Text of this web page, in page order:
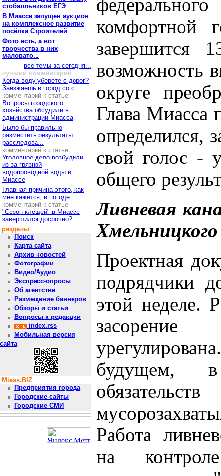
стобалльников ЕГЭ
В Миассе запущен аукцион
на комплексное развитие
посёлка Строителей
Фото есть, а вот
творчества в них
маловато...
все темы за сегодня...
лучший комментарий
Когда воду уберете с дорог?
Заезжаешь в город со с...
комментарий к статье
Вопросы городского
хозяйства обсудили в
администрации Миасса
Было бы правильно
разместить результаты
расследова...
комментарий к статье
Уголовное дело возбудили
из-за грязной
водопроводной воды в
Миассе
Главная причина этого, как
мне кажется, в погоде....
комментарий к статье
"Сезон клещей" в Миассе
завершился досрочно?
разделы
Поиск
Карта сайта
Архив новостей
Фотографии
Видео/Аудио
Экспресс-опросы
Об агентстве
Размещение баннеров
Обзоры и статьи
Вопросы к редакции
index.rss
Мобильная версия
сайта
Miass.BIZ
Предприятия города
Городские сайты
Городские СМИ
комфортной
завершится
возможность
округе
Глава Миасса
определился,
свой голос -
общего
Ливневая
Хмельницкого
Проектная
подрядчики
этой неделе.
будущем, в
Работа
на